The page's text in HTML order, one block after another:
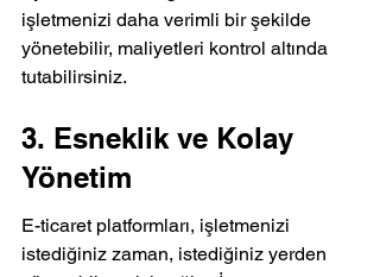
işletmenizi daha verimli bir şekilde
yönetebilir, maliyetleri kontrol altında
tutabilirsiniz.
3. Esneklik ve Kolay
Yönetim
E-ticaret platformları, işletmenizi
istediğiniz zaman, istediğiniz yerden